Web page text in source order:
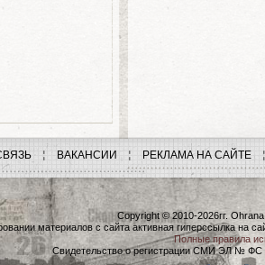
ВАКАНСИИ РЕКЛАМА НА САЙТЕ
Copyright © 2010-2026гг.
материалов с сайта активная гиперссылка на
Полные правила
Свидетельство о регистрации СМИ ЭЛ № ФС